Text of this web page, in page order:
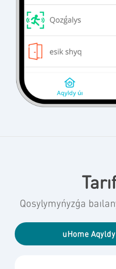
Qosylymyńyzǵa
uHome